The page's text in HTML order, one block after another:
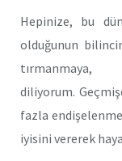
Hepinize, bu
olduğunun
diliyorum.
fazla
iyisini vererek